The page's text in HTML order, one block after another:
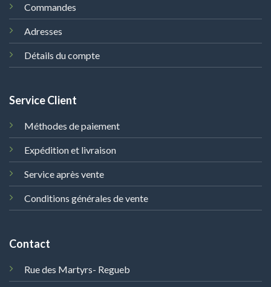
Commandes
Adresses
Détails du compte
Service Client
Méthodes de paiement
Expédition et livraison
Service après vente
Conditions générales de vente
Contact
Rue des Martyrs- Regueb